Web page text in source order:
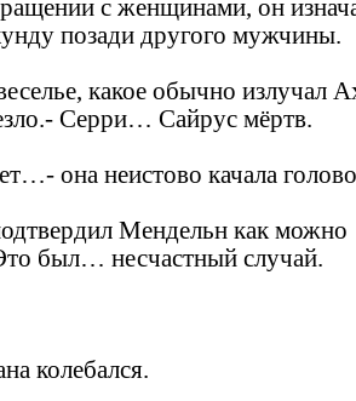
с женщинами, он
позади другого мужчины.
какое обычно излучал
Серри… Сайрус мёртв.
она неистово качала
Мендельн как можно
был… несчастный случай.
колебался.